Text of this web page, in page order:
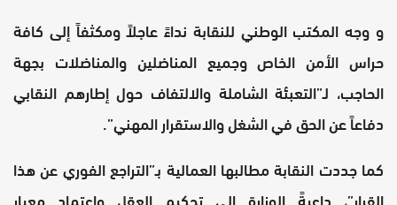
و وجه المكتب الوطني للنقابة نداءً عاجلاً ومكثفاً إلى كافة
حراس الأمن الخاص وجميع المناضلين والمناضلات بجهة
الحاجب، لـ”التعبئة الشاملة والالتفاف حول إطارهم النقابي
دفاعاً عن الحق في الشغل والاستقرار المهني”.
كما جددت النقابة مطالبها العمالية بـ”التراجع الفوري عن هذا